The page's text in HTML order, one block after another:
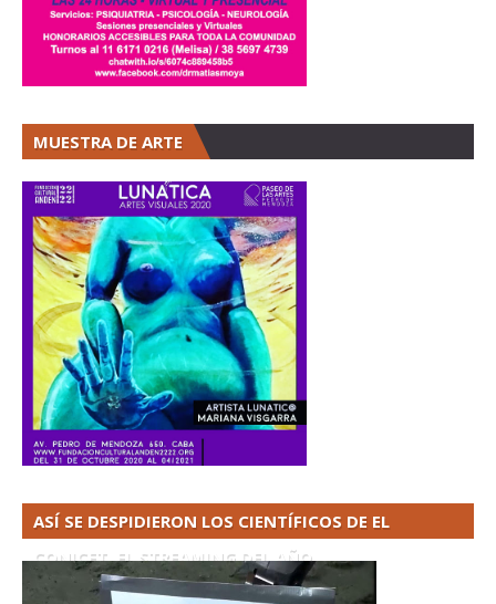
MUESTRA DE ARTE
ASÍ SE DESPIDIERON LOS CIENTÍFICOS DE EL
CONICET. EL STREAMING DEL AÑO